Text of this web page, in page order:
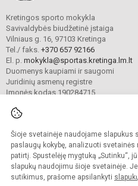
Šioje svetainėje naudojame slapukus
paslaugų kokybę, analizuoti
patirtį. Spustelėję mygtuką „Sutinku“,
slapukų naudojimu šioje svetainėje.
sutikimus, prašome apsilankyti
Kretingos sporto mokykla
Savivaldybės biudžetinė įstaiga
Vilniaus g. 16, 97103 Kretinga
Tel./ faks. +370 657 92166
El. p. mokykla@sportas.kretinga.lm.lt
Duomenys kaupiami ir saugomi
Juridinių asmenų registre
Įmonės kodas 190284715
© 2021. Kretingos sporto
Kopijuoti turinį be raštiško
Prieinamumo paraiška
Sumanus būdas atnaujinti